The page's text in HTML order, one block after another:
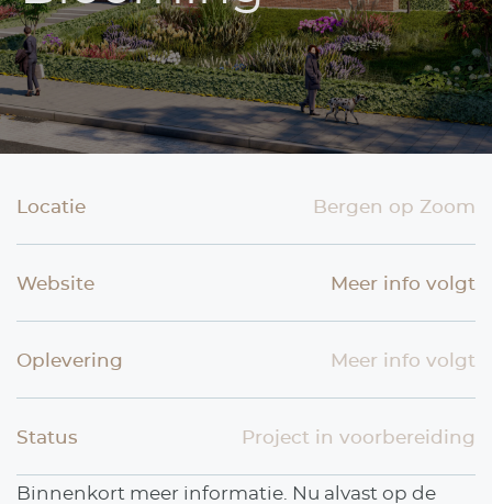
Locatie Bergen op Zoom
Website Meer info volgt
Oplevering Meer info volgt
Status Project in voorbereiding
Binnenkort meer informatie. Nu alvast op de